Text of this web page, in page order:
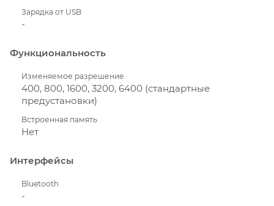
Зарядка от USB
-
Функциональность
Изменяемое разрешение
400, 800, 1600, 3200, 6400 (стандартные
предустановки)
Встроенная память
Нет
Интерфейсы
Bluetooth
-